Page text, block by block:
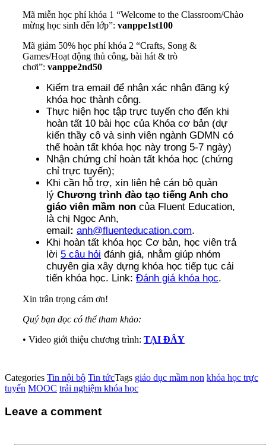
Mã miễn học phí khóa 1 “Welcome to the Classroom/Chào
mừng học sinh đến lớp”: vanppe1st100
Mã giảm 50% học phí khóa 2 “Crafts, Song &
Games/Hoạt động thủ công, bài hát & trò
chơi”: vanppe2nd50
Kiểm tra email để nhận xác nhận đăng ký
khóa học thành công.
Thực hiện học tập trực tuyến cho đến khi
hoàn tất 10 bài học của Khóa cơ bản (dự
kiến thầy cô và sinh viên ngành GDMN có
thể hoàn tất khóa học này trong 5-7 ngày)
Nhận chứng chỉ hoàn tất khóa học (chứng
chỉ trực tuyến);
Khi cần hỗ trợ, xin liên hệ cán bộ quản
lý Chương trình đào tạo tiếng Anh cho
giáo viên mầm non của Fluent Education,
là chị Ngọc Anh,
email: anh@fluenteducation.com.
Khi hoàn tất khóa học Cơ bản, học viên trả
lời 5 câu hỏi đánh giá, nhằm giúp nhóm
chuyên gia xây dựng khóa học tiếp tục cải
tiến khóa học. Link: Đánh giá khóa học.
Xin trân trọng cám ơn!
Quý bạn đọc có thể tham khảo:
• Video giới thiệu chương trình: TẠI ĐÂY
Categories Tin nội bộ Tin tứcTags giáo dục mầm non khóa học trực
tuyến MOOC trải nghiệm khóa học
Leave a comment